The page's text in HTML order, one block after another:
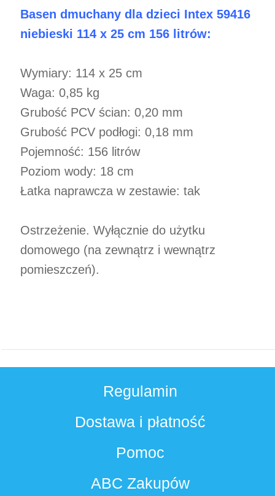
Basen dmuchany dla dzieci Intex 59416
niebieski 114 x 25 cm 156 litrów:
Wymiary: 114 x 25 cm
Waga: 0,85 kg
Grubość PCV ścian: 0,20 mm
Grubość PCV podłogi: 0,18 mm
Pojemność: 156 litrów
Poziom wody: 18 cm
Łatka naprawcza w zestawie: tak
Ostrzeżenie. Wyłącznie do użytku
domowego (na zewnątrz i wewnątrz
pomieszczeń).
Regulamin
Dostawa i płatność
Pomoc
ABC Zakupów